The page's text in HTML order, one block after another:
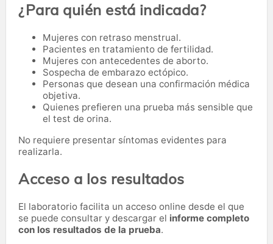
¿Para quién está indicada?
Mujeres con retraso menstrual.
Pacientes en tratamiento de fertilidad.
Mujeres con antecedentes de aborto.
Sospecha de embarazo ectópico.
Personas que desean una confirmación médica
objetiva.
Quienes prefieren una prueba más sensible que
el test de orina.
No requiere presentar síntomas evidentes para
realizarla.
Acceso a los resultados
El laboratorio facilita un acceso online desde el que
se puede consultar y descargar el informe completo
con los resultados de la prueba.